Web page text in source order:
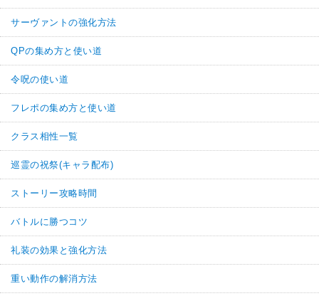
サーヴァントの強化方法
QPの集め方と使い道
令呪の使い道
フレポの集め方と使い道
クラス相性一覧
巡霊の祝祭(キャラ配布)
ストーリー攻略時間
バトルに勝つコツ
礼装の効果と強化方法
重い動作の解消方法